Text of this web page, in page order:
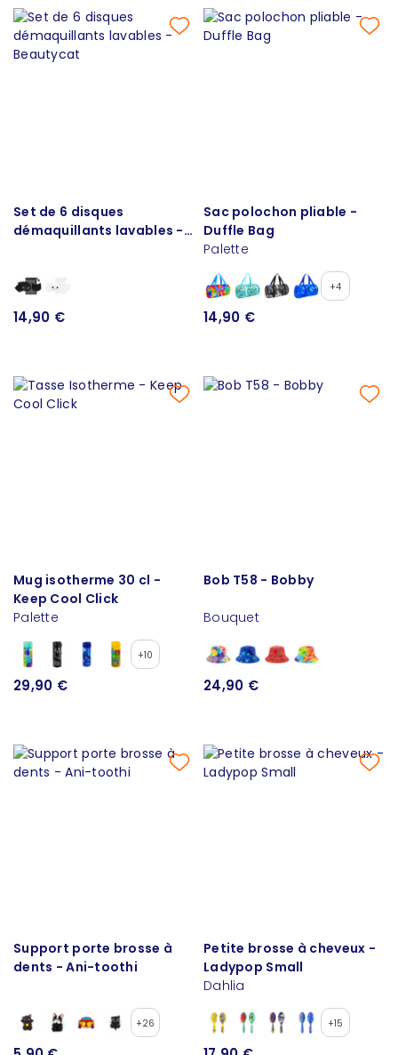
Set de 6 disques
démaquillants lavables -
14,90 €
Sac polochon pliable -
Duffle Bag
Palette
+4
14,90 €
Mug isotherme 30 cl -
Keep Cool Click
Palette
+10
29,90 €
Bob T58 - Bobby
Bouquet
24,90 €
Support porte brosse à
dents - Ani-toothi
+26
Petite brosse à cheveux -
Ladypop Small
Dahlia
+15